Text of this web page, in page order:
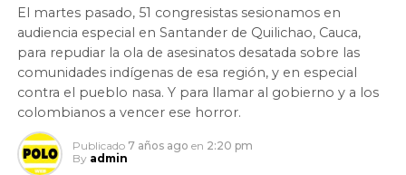
El martes pasado, 51 congresistas sesionamos en
audiencia especial en Santander de Quilichao, Cauca,
para repudiar la ola de asesinatos desatada sobre las
comunidades indígenas de esa región, y en especial
contra el pueblo nasa. Y para llamar al gobierno y a los
colombianos a vencer ese horror.
Publicado 7 años ago en 2:20 pm
By admin